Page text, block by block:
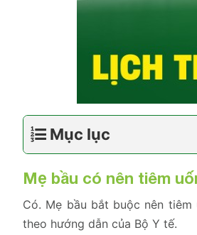
Mục lục
Mẹ bầu có nên tiêm
Có. Mẹ bầu bắt buộc nên
theo hướng dẫn của Bộ Y tế.